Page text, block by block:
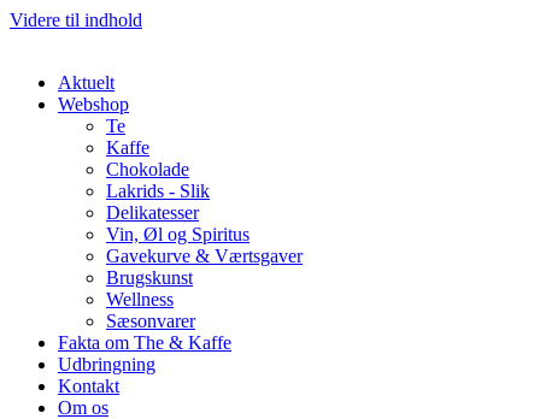
Videre til indhold
Aktuelt
Webshop
Te
Kaffe
Chokolade
Lakrids - Slik
Delikatesser
Vin, Øl og Spiritus
Gavekurve & Værtsgaver
Brugskunst
Wellness
Sæsonvarer
Fakta om The & Kaffe
Udbringning
Kontakt
Om os